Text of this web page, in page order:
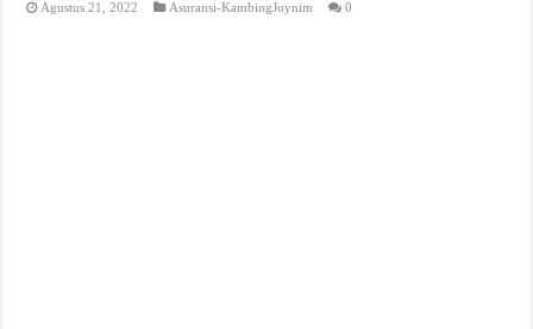
Agustus 21, 2022 Asuransi-KambingJoynim 0